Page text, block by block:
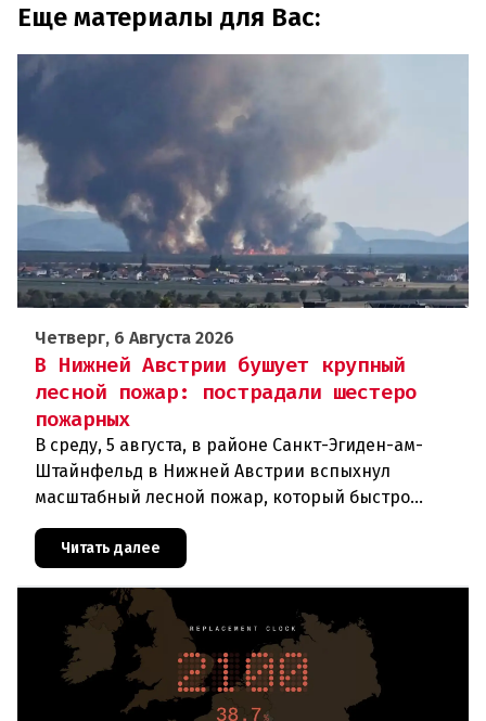
Еще материалы для Вас:
Четверг, 6 Августа 2026
В Нижней Австрии бушует крупный
лесной пожар: пострадали шестеро
пожарных
В среду, 5 августа, в районе Санкт-Эгиден-ам-
Штайнфельд в Нижней Австрии вспыхнул
масштабный лесной пожар, который быстро
В ходе тушения пострадали шесте
Читать далее